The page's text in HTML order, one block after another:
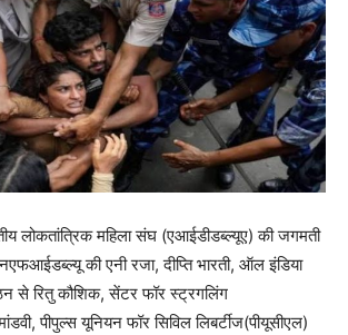
लोकतांत्रिक महिला संघ (एआईडीडब्ल्यूए) की जगमती
की एनी रजा, दीप्ति भारती, ऑल इंडिया
से रितु कौशिक, सेंटर फॉर स्ट्रगलिंग
पीपुल्स यूनियन फॉर सिविल लिबर्टीज(पीयूसीएल)